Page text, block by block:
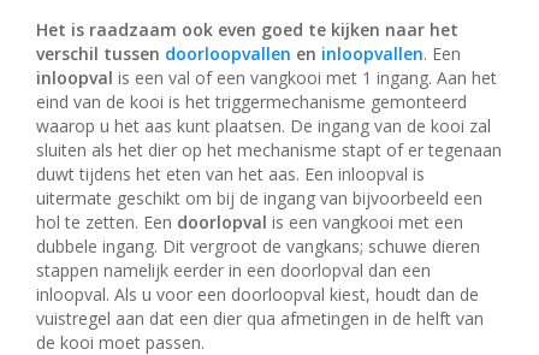
Het is raadzaam ook even goed te kijken naar het
verschil tussen doorloopvallen en inloopvallen. Een
inloopval is een val of een vangkooi met 1 ingang. Aan het
eind van de kooi is het triggermechanisme gemonteerd
waarop u het aas kunt plaatsen. De ingang van de kooi zal
sluiten als het dier op het mechanisme stapt of er tegenaan
duwt tijdens het eten van het aas. Een inloopval is
uitermate geschikt om bij de ingang van bijvoorbeeld een
hol te zetten. Een doorlopval is een vangkooi met een
dubbele ingang. Dit vergroot de vangkans; schuwe dieren
stappen namelijk eerder in een doorlopval dan een
inloopval. Als u voor een doorloopval kiest, houdt dan de
vuistregel aan dat een dier qua afmetingen in de helft van
de kooi moet passen.